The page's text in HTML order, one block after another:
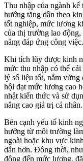
Thu nhập của ngành
hướng tăng dần theo
tốt nghiệp, mức lương
của thị trường lao
năng đáp ứng công việc.
Khi tích lũy được kinh
mức thu nhập có thể
lý số liệu tốt, nắm vững
hội đạt mức lương cao
nhật kiến thức và sử
nâng cao giá trị cá nhân.
Bên cạnh yếu tố kinh
hưởng từ môi trường
ngoài hoặc khu vực
dẫn hơn. Đồng thời,
động đến mức lương,